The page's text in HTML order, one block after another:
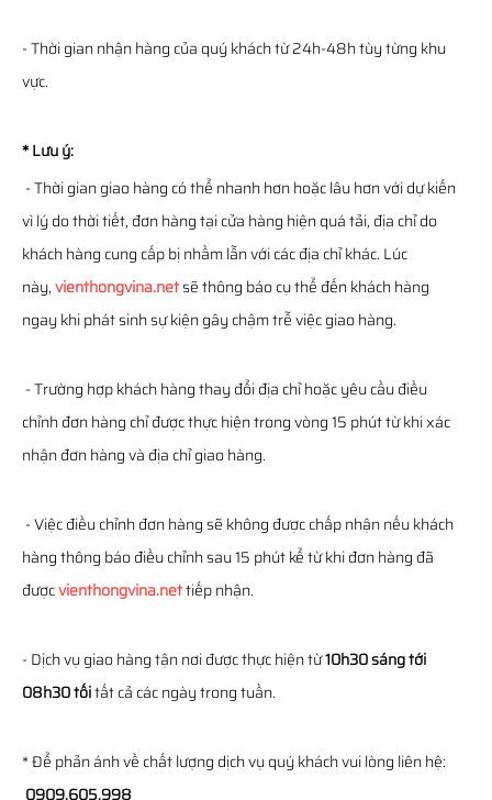
- Thời gian nhận hàng của quý khách từ 24h-48h tùy từng khu
vực.
* Lưu ý:
- Thời gian giao hàng có thể nhanh hơn hoặc lâu hơn với dự kiến
vì lý do thời tiết, đơn hàng tại cửa hàng hiện quá tải, địa chỉ do
khách hàng cung cấp bị nhầm lẫn với các địa chỉ khác. Lúc
này,vienthongvina.netsẽ thông báo cụ thể đến khách hàng
ngay khi phát sinh sự kiện gây chậm trễ việc giao hàng.
- Trường hợp khách hàng thay đổi địa chỉ hoặc yêu cầu điều
chỉnh đơn hàng chỉ được thực hiện trong vòng 15 phút từ khi xác
nhận đơn hàng và địa chỉ giao hàng.
- Việc điều chỉnh đơn hàng sẽ không được chấp nhận nếu khách
hàng thông báo điều chỉnh sau 15 phút kể từ khi đơn hàng đã
đượcvienthongvina.nettiếp nhận.
- Dịch vụ giao hàng tận nơi được thực hiện từ10h30 sáng tới
08h30 tốitất cả các ngày trong tuần.
* Để phản ánh về chất lượng dịch vụ quý khách vui lòng liên hệ:
0909.605.998